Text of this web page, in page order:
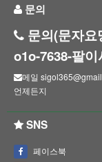
문의
문의(문자요
o1o-7638-팔이
메일
언제든지
SNS
페이스북